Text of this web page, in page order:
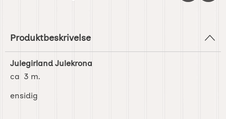
Produktbeskrivelse
Julegirland Julekrona
ca 3 m.
ensidig